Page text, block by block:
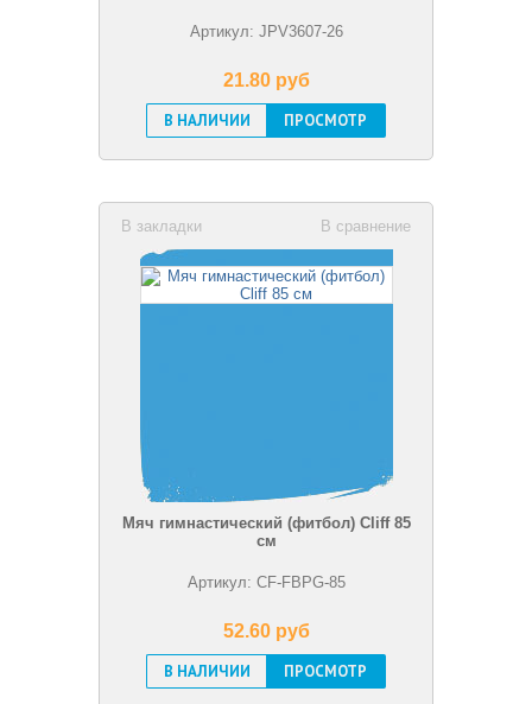
Артикул: JPV3607-26
21.80 pуб
В НАЛИЧИИ
ПРОСМОТР
В сравнение
В закладки
Мяч гимнастический (фитбол) Cliff 85
см
Артикул: CF-FBPG-85
52.60 pуб
В НАЛИЧИИ
ПРОСМОТР